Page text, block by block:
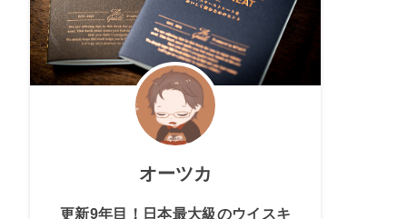
オーツカ
更新9年目！日本最大級のウイスキ